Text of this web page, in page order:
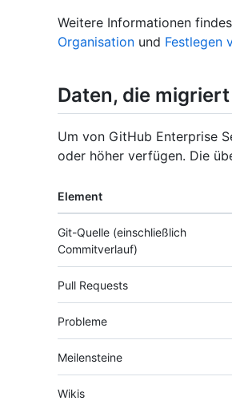
Weitere Informationen
Organisation und Festlegen
Daten, die
Um von GitHub Enterprise
oder höher verfügen. Die
Element
Git-Quelle (einschließlich
Commitverlauf)
Pull Requests
Probleme
Meilensteine
Wikis